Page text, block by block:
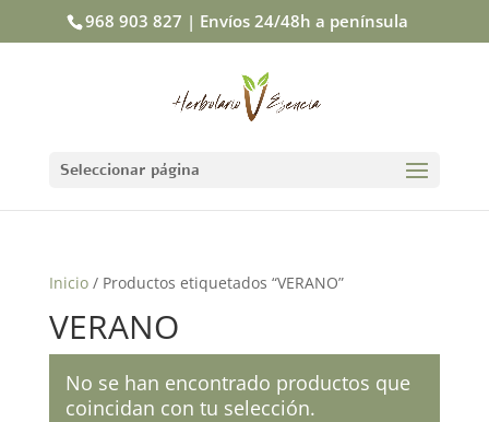
968 903 827 | Envíos 24/48h a península
Seleccionar página
Inicio/ Productos etiquetados “VERANO”
VERANO
No se han encontrado productos que
coincidan con tu selección.